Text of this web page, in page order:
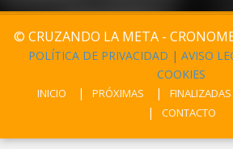
© CRUZANDO LA META -
POLÍTICA DE PRIVACIDAD | AVISO
COOKIES
INICIO PRÓXIMAS FINALIZADAS
CONTACTO